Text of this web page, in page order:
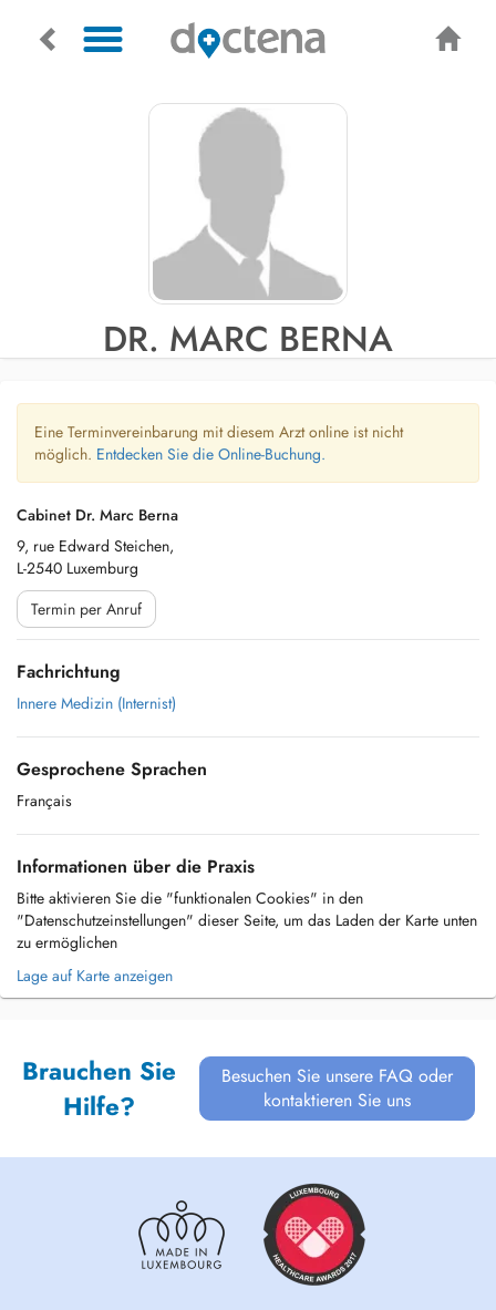
DR. MARC BERNA
Eine Terminvereinbarung mit diesem Arzt online ist nicht
möglich. Entdecken Sie die Online-Buchung.
Cabinet Dr. Marc Berna
9, rue Edward Steichen,
L-2540 Luxemburg
Termin per Anruf
Fachrichtung
Innere Medizin (Internist)
Gesprochene Sprachen
Français
Informationen über die Praxis
Bitte aktivieren Sie die "funktionalen Cookies" in den
"Datenschutzeinstellungen" dieser Seite, um das Laden der Karte unten
zu ermöglichen
Lage auf Karte anzeigen
Brauchen Sie
Hilfe?
Besuchen Sie unsere FAQ oder
kontaktieren Sie uns